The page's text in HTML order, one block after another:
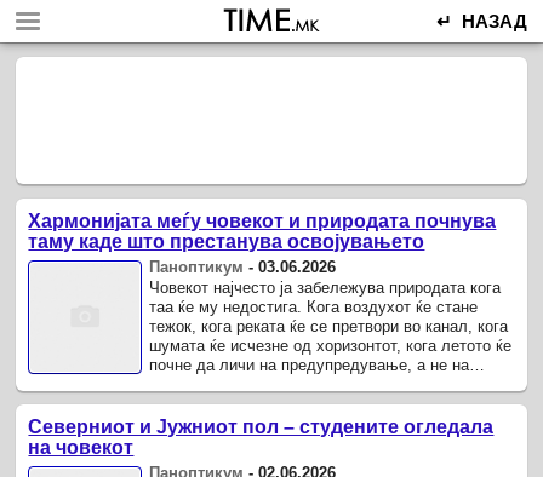
↵ НАЗАД
Хармонијата меѓу човекот и природата почнува
таму каде што престанува освојувањето
Паноптикум -03.06.2026
Човекот најчесто ја забележува природата кога
таа ќе му недостига. Кога воздухот ќе стане
тежок, кога реката ќе се претвори во канал, кога
шумата ќе исчезне од хоризонтот, кога летото ќе
почне да личи на предупредување, а не на
Северниот и Јужниот пол – студените огледала
на човекот
Паноптикум -02.06.2026